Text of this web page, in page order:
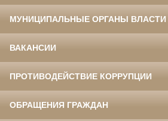
МУНИЦИПАЛЬНЫЕ ОРГАНЫ ВЛАСТИ
ВАКАНСИИ
ПРОТИВОДЕЙСТВИЕ КОРРУПЦИИ
ОБРАЩЕНИЯ ГРАЖДАН